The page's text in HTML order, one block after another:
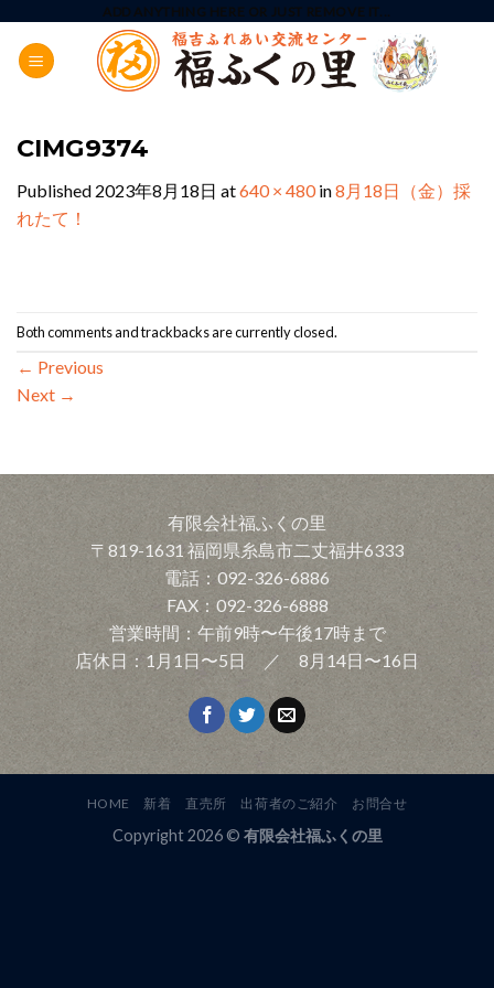
content
ADD ANYTHING HERE OR JUST REMOVE IT...
CIMG9374
Published 2023年8月18日 at640 × 480in8月18日（金）採
れたて！
Both comments and trackbacks are currently closed.
← Previous
Next →
有限会社福ふくの里
〒819-1631 福岡県糸島市二丈福井6333
電話：092-326-6886
FAX：092-326-6888
営業時間：午前9時〜午後17時まで
店休日：1月1日〜5日 ／ 8月14日〜16日
HOME 新着 直売所 出荷者のご紹介 お問合せ
Copyright 2026 © 有限会社福ふくの里